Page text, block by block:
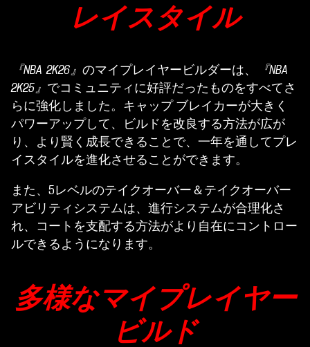
レイスタイル
『NBA 2K26』 のマイプレイヤービルダーは、
『NBA
2K25』 でコミュニティに好評だったものをすべてさ
らに強化しました。キャップ ブレイカーが大きく
パワーアップして、ビルドを改良する方法が広が
り、より賢く成長できることで、一年を通してプレ
イスタイルを進化させることができます。
また、5レベルのテイクオーバー＆テイクオーバー
アビリティシステムは、進行システムが合理化さ
れ、コートを支配する方法がより自在にコントロー
ルできるようになります。
多様なマイプレイヤー
ビルド